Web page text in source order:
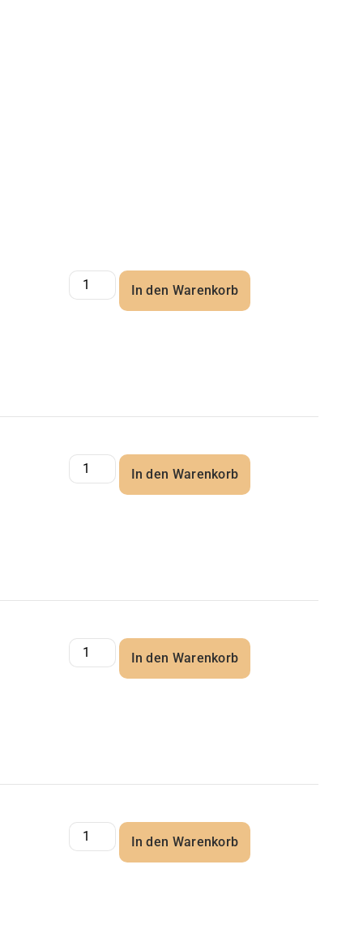
In den Warenkorb
In den Warenkorb
In den Warenkorb
In den Warenkorb